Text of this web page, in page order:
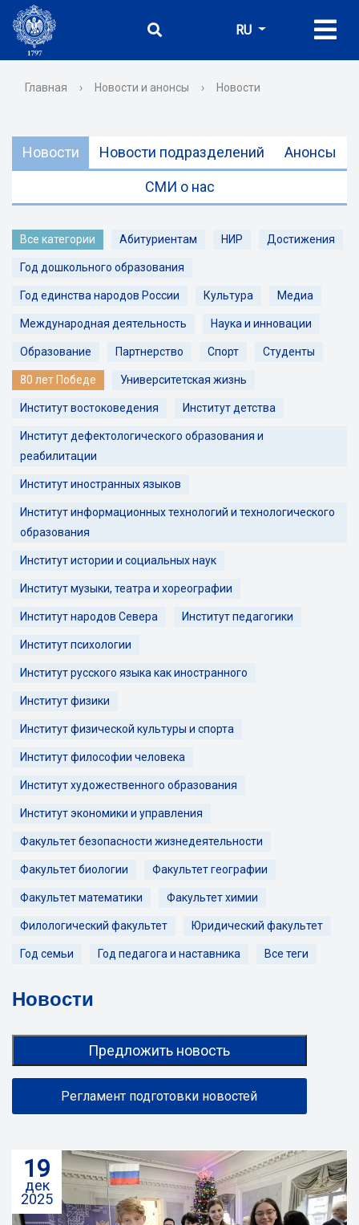
RU
Главная › Новости и анонсы › Новости
Новости Новости подразделений Анонсы
СМИ о нас
Все категории Абитуриентам НИР Достижения
Год дошкольного образования
Год единства народов России Культура Медиа
Международная деятельность Наука и инновации
Образование Партнерство Спорт Студенты
80 лет Победе Университетская жизнь
Институт востоковедения Институт детства
Институт дефектологического образования и
реабилитации
Институт иностранных языков
Институт информационных технологий и технологического
образования
Институт истории и социальных наук
Институт музыки, театра и хореографии
Институт народов Севера Институт педагогики
Институт психологии
Институт русского языка как иностранного
Институт физики
Институт физической культуры и спорта
Институт философии человека
Институт художественного образования
Институт экономики и управления
Факультет безопасности жизнедеятельности
Факультет биологии Факультет географии
Факультет математики Факультет химии
Филологический факультет Юридический факультет
Год семьи Год педагога и наставника Все теги
Новости
19
дек
2025
Предложить новость
Регламент подготовки новостей